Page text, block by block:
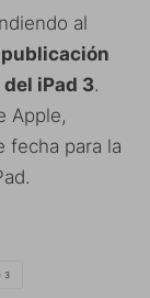
al
iPad 3.
Apple,
fecha para la
3